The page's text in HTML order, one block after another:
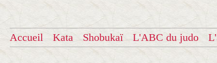
Accueil Kata Shobukaï L'ABC du judo